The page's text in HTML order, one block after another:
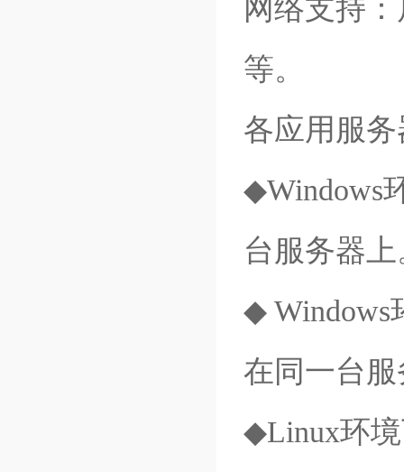
网络支持
等。
各应用服
◆Windows
台服务器上
◆ Windows
在同一台
◆Linux环